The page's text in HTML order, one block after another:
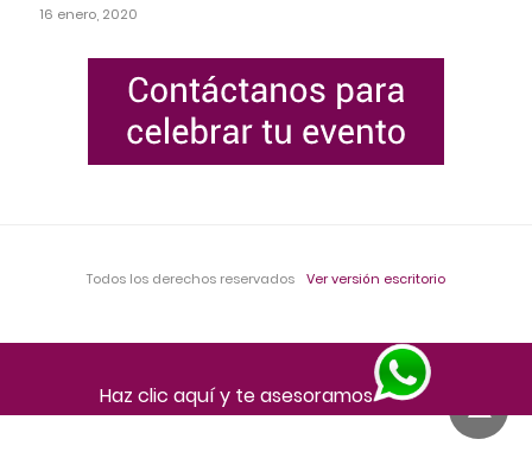
16 enero, 2020
Todos los derechos reservados Ver versión escritorio
Haz clic aquí y te asesoramos